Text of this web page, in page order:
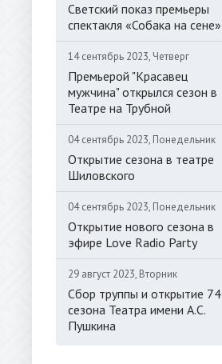
Светский показ премьеры
спектакля «Собака на сене»
14 сентябрь 2023, Четверг
Премьерой "Красавец
мужчина" открылся сезон в
Театре на Трубной
04 сентябрь 2023, Понедельник
Открытие сезона в театре
Шиловского
04 сентябрь 2023, Понедельник
Открытие нового сезона в
эфире Love Radio Party
29 август 2023, Вторник
Сбор труппы и открытие 74
сезона Театра имени А.С.
Пушкина